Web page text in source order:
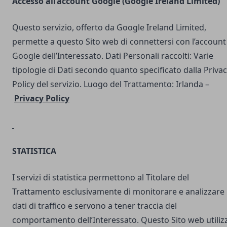
Questo servizio, offerto da Google Ireland Limited,
permette a questo Sito web di connettersi con l’account
Google dell’Interessato. Dati Personali raccolti: Varie
tipologie di Dati secondo quanto specificato dalla
Policy del servizio. Luogo del Trattamento: Irlanda –
Privacy Policy
STATISTICA
I servizi di statistica permettono al Titolare del
Trattamento esclusivamente di monitorare e analizzare
dati di traffico e servono a tener traccia del
comportamento dell’Interessato. Questo Sito web